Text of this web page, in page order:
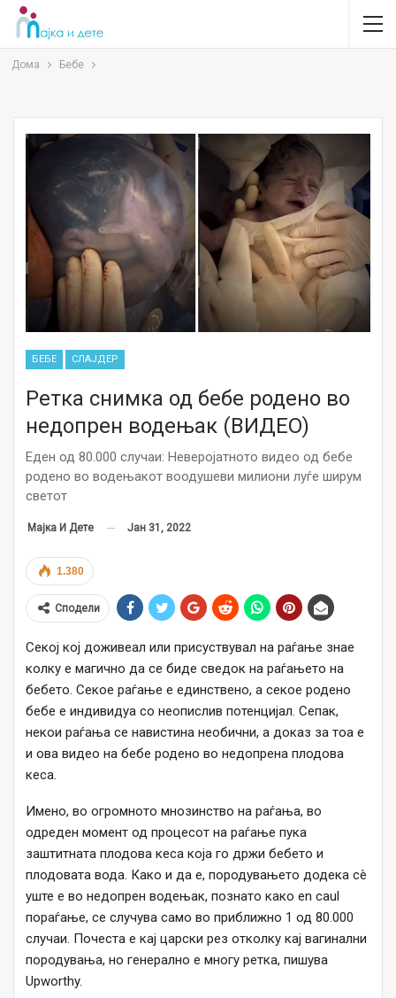
Дома Бебе
БЕБЕ СЛАЈДЕР
Ретка снимка од бебе родено во
недопрен водењак (ВИДЕО)
Еден од 80.000 случаи: Неверојатното видео од бебе
родено во водењакот воодушеви милиони луѓе ширум
светот
Мајка И Дете Јан 31, 2022
1.380
Сподели
Секој кој доживеал или присуствувал на раѓање знае
колку е магично да се биде сведок на раѓањето на
бебето. Секое раѓање е единствено, а секое родено
бебе е индивидуа со неопислив потенцијал. Сепак,
некои раѓања се навистина необични, а доказ за тоа е
и ова видео на бебе родено во недопрена плодова
кеса.
Имено, во огромното мнозинство на раѓања, во
одреден момент од процесот на раѓање пука
заштитната плодова кеса која го држи бебето и
плодовата вода. Како и да е, породувањето додека сè
уште е во недопрен водењак, познато како en caul
пораѓање, се случува само во приближно 1 од 80.000
случаи. Почеста е кај царски рез отколку кај вагинални
породувања, но генерално е многу ретка, пишува
Upworthy.